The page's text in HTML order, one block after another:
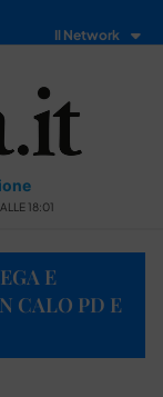
Il Network
18:01
E
CALO PD E